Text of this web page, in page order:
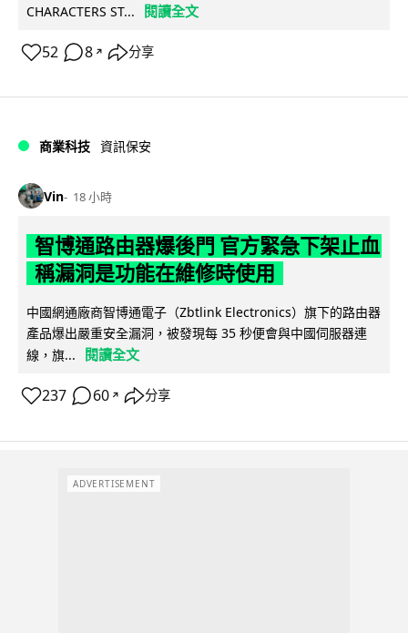
CHARACTERS ST...
閱讀全文
52 8 ↗ 分享
商業科技 資訊保安
Vin 18 小時
智博通路由器爆後門 官方緊急下架止血
稱漏洞是功能在維修時使用
中國網通廠商智博通電子（Zbtlink Electronics）旗下的路由器
產品爆出嚴重安全漏洞，被發現每 35 秒便會與中國伺服器連
線，旗...
閱讀全文
237 60 ↗ 分享
ADVERTISEMENT